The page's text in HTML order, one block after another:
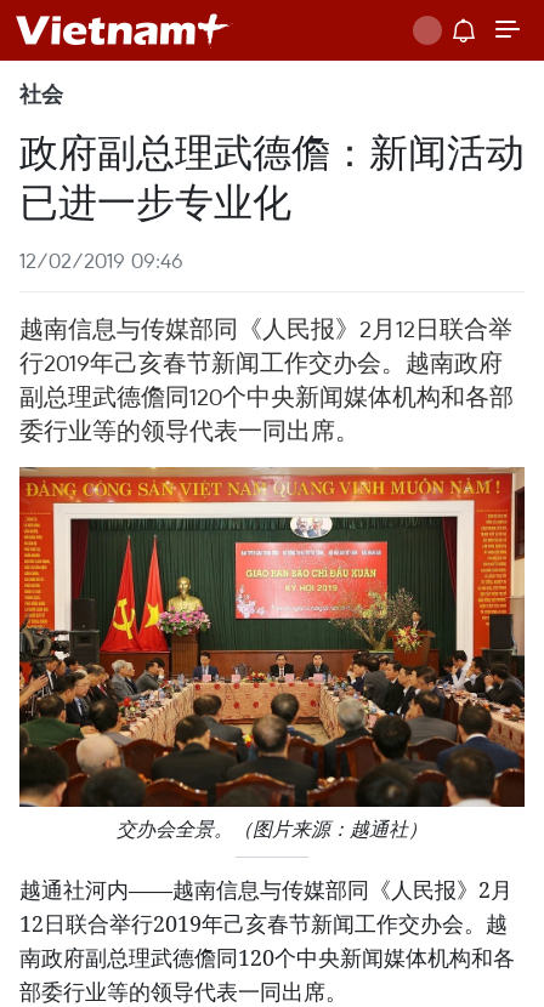
社会
政府副总理武德儋：新闻活动
已进一步专业化
12/02/2019 09:46
越南信息与传媒部同《人民报》2月12日联合举
行2019年己亥春节新闻工作交办会。越南政府
副总理武德儋同120个中央新闻媒体机构和各部
委行业等的领导代表一同出席。
交办会全景。（图片来源：越通社）
越通社河内——越南信息与传媒部同《人民报》2月
12日联合举行2019年己亥春节新闻工作交办会。越
南政府副总理武德儋同120个中央新闻媒体机构和各
部委行业等的领导代表一同出席。